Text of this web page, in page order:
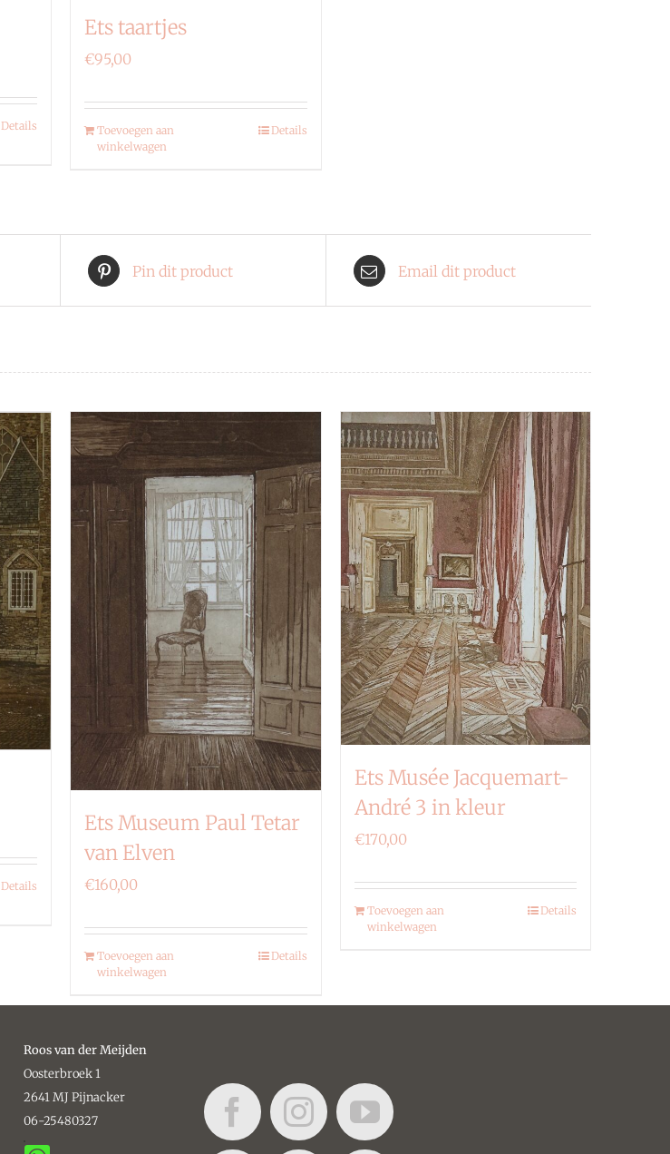
Details
Ets taartjes
€95,00
Toevoegen aan
winkelwagen
Details
Pin dit product Email dit product
Details
Ets Museum Paul Tetar
van Elven
€160,00
Toevoegen aan
winkelwagen
Details
Ets Musée Jacquemart-
André 3 in kleur
€170,00
Toevoegen aan
winkelwagen
Details
Roos van der Meijden
Oosterbroek 1
2641 MJ Pijnacker
06-25480327